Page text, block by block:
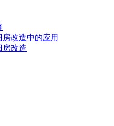
改造中的应用
房改造